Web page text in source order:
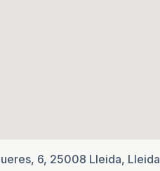
6, 25008 Lleida, Lleida